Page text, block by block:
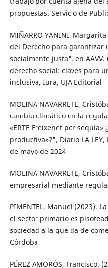
propuestas. Servicio de
MIÑARRO YANINI,
del Derecho para garantizar
socialmente justa". en
derecho social: claves para
inclusiva, Iura, UJA Editorial
MOLINA NAVARRETE,
cambio climático en la
«ERTE Freixenet por sequía»
productiva»?", Diario LA
de mayo de 2024
MOLINA NAVARRETE,
empresarial mediante
PIMENTEL, Manuel (2023).
el sector primario es
sociedad a la que da de
Córdoba
PÉREZ AMORÓS, Francisco.